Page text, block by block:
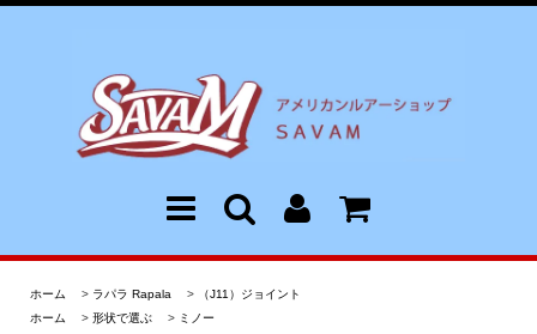
ホーム > ラパラ Rapala >
（J11）ジョイント
ホーム
> 形状で選ぶ > ミノー